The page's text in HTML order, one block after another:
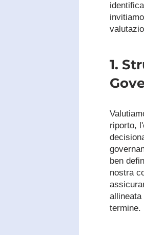
1.
riporto,
ben
nostra
termine.